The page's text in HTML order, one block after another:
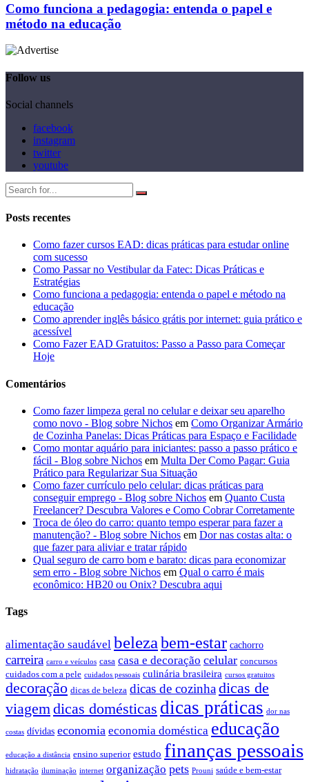
Como funciona a pedagogia: entenda o papel e
método na educação
Follow us
Social channels
facebook
instagram
twitter
youtube
Posts recentes
Como fazer cursos EAD: dicas práticas para estudar online
com sucesso
Como Passar no Vestibular da Fatec: Dicas Práticas e
Estratégias
Como funciona a pedagogia: entenda o papel e método na
educação
Como aprender inglês básico grátis por internet: guia prático e
acessível
Como Fazer EAD Gratuitos: Passo a Passo para Começar
Hoje
Comentários
Como fazer limpeza geral no celular e deixar seu aparelho
como novo - Blog sobre Nichos em Como Organizar Armário
de Cozinha Panelas: Dicas Práticas para Espaço e Facilidade
Como montar aquário para iniciantes: passo a passo prático e
fácil - Blog sobre Nichos em Multa Der Como Pagar: Guia
Prático para Regularizar Sua Situação
Como fazer currículo pelo celular: dicas práticas para
conseguir emprego - Blog sobre Nichos em Quanto Custa
Freelancer? Descubra Valores e Como Cobrar Corretamente
Troca de óleo do carro: quanto tempo esperar para fazer a
manutenção? - Blog sobre Nichos em Dor nas costas alta: o
que fazer para aliviar e tratar rápido
Qual seguro de carro bom e barato: dicas para economizar
sem erro - Blog sobre Nichos em Qual o carro é mais
econômico: HB20 ou Onix? Descubra aqui
Tags
alimentação saudável belezabem-estar cachorro
carreira carro e veículos casa casa e decoração celular concursos
cuidados com a pele cuidados pessoais culinária brasileira cursos gratuitos
decoração dicas de beleza dicas de cozinhadicas de
viagem dicas domésticas dicas práticas dor nas
costas dívidas economia economia doméstica educação
educação a distância ensino superior estudo finanças pessoais
hidratação iluminação internet organização pets Prouni saúde e bem-estar